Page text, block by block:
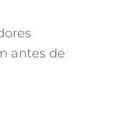
antes de